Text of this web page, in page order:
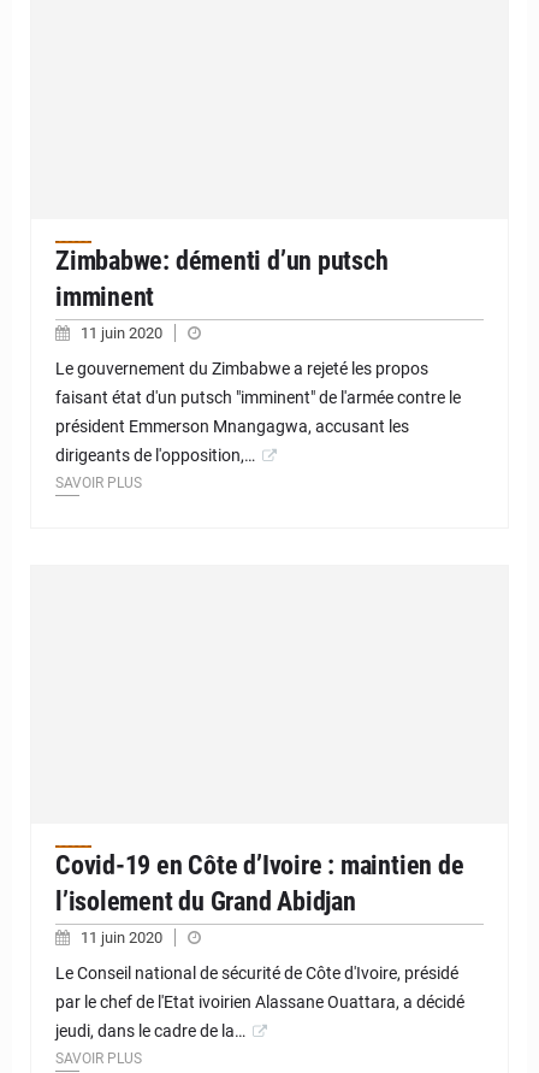
Zimbabwe: démenti d’un putsch
imminent
11 juin 2020
Le gouvernement du Zimbabwe a rejeté les propos
faisant état d'un putsch "imminent" de l'armée contre le
président Emmerson Mnangagwa, accusant les
dirigeants de l'opposition,…
SAVOIR PLUS
Covid-19 en Côte d’Ivoire : maintien de
l’isolement du Grand Abidjan
11 juin 2020
Le Conseil national de sécurité de Côte d'Ivoire, présidé
par le chef de l'Etat ivoirien Alassane Ouattara, a décidé
jeudi, dans le cadre de la…
SAVOIR PLUS